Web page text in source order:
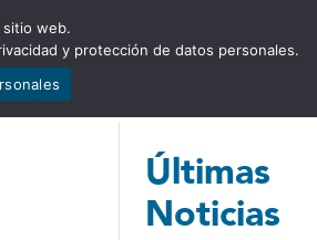
NOTICIAS CONTÁCTENOS
Últimas
Noticias
sitio web.
y protección de datos personales.